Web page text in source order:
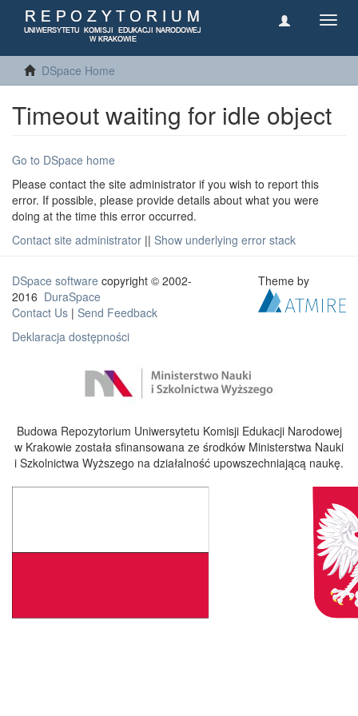
DSpace Home
Timeout waiting for idle object
Go to DSpace home
Please contact the site administrator if you wish to report this
error. If possible, please provide details about what you were
doing at the time this error occurred.
Contact site administrator || Show underlying error stack
DSpace software copyright © 2002-
2016 DuraSpace
Contact Us | Send Feedback
Deklaracja dostępności
Theme by
Budowa Repozytorium Uniwersytetu Komisji Edukacji Narodowej
w Krakowie została sfinansowana ze środków Ministerstwa Nauki
i Szkolnictwa Wyższego na działalność upowszechniającą naukę.